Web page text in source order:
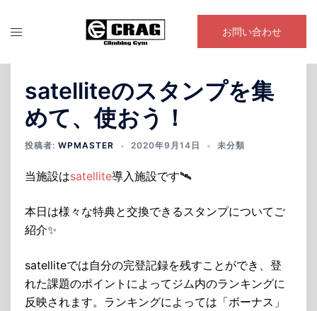
ン
お問い合わせ
satelliteのスタンプを集
めて、使おう！
投稿者: WPMASTER 2020年9月14日 未分類
当施設はsatellite導入施設です🛰
本日は様々な特典と交換できるスタンプについてご
紹介✨
satelliteでは自分の完登記録を残すことができ、登
れた課題のポイントによってジム内のランキングに
反映されます。ランキングによっては「ボーナス」